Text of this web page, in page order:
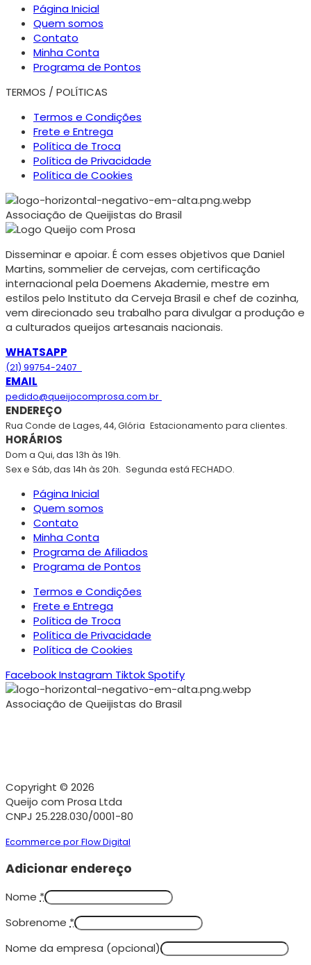
Página Inicial
Quem somos
Contato
Minha Conta
Programa de Pontos
TERMOS / POLÍTICAS
Termos e Condições
Frete e Entrega
Política de Troca
Política de Privacidade
Política de Cookies
Associação de Queijistas do Brasil
Disseminar e apoiar. É com esses objetivos que Daniel
Martins, sommelier de cervejas, com certificação
internacional pela Doemens Akademie, mestre em
estilos pelo Instituto da Cerveja Brasil e chef de cozinha,
vem direcionado seu trabalho para divulgar a produção e
a culturados queijos artesanais nacionais.
WHATSAPP
(21) 99754-2407
EMAIL
pedido@queijocomprosa.com.br
ENDEREÇO
Rua Conde de Lages, 44, Glória Estacionamento para clientes.
HORÁRIOS
Dom a Qui, das 13h às 19h.
Sex e Sáb, das 14h às 20h. Segunda está FECHADO.
Página Inicial
Quem somos
Contato
Minha Conta
Programa de Afiliados
Programa de Pontos
Termos e Condições
Frete e Entrega
Política de Troca
Política de Privacidade
Política de Cookies
FacebookInstagram TiktokSpotify
Associação de Queijistas do Brasil
Copyright © 2026
Queijo com Prosa Ltda
CNPJ 25.228.030/0001-80
Ecommerce por Flow Digital
Adicionar endereço
Nome *
Sobrenome *
Nome da empresa (opcional)